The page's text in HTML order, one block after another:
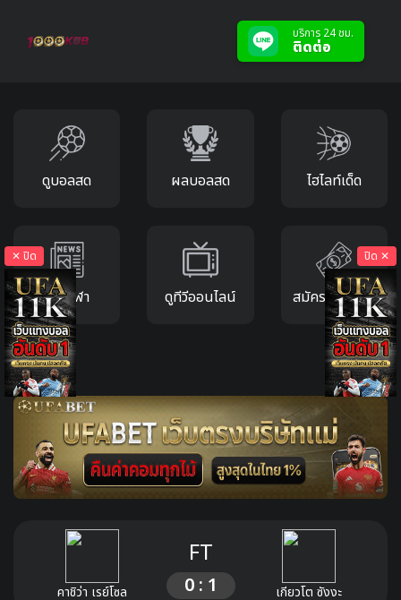
บริการ 24 ชม.
ติดต่อ
ดูบอลสด ผลบอลสด ไฮไลท์เด็ด
ข่าวกีฬา ดูทีวีออนไลน์ สมัครแทงบอล
คาชิว่า เรย์โซล
FT
0 : 1 เกียวโต ซังงะ
✕ ปิด ปิด ✕